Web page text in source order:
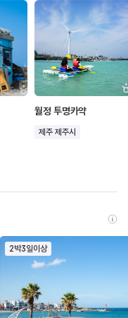
월정 투명카약
제주 제주시
2박3일이상